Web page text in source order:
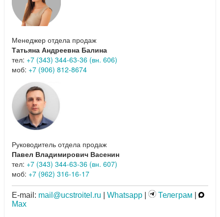
Менеджер отдела продаж
Татьяна Андреевна Балина
тел: +7 (343) 344-63-36 (вн. 606)
моб: +7 (906) 812-8674
Руководитель отдела продаж
Павел Владимирович Васенин
тел: +7 (343) 344-63-36 (вн. 607)
моб: +7 (962) 316-16-17
E-mail: mail@ucstroitel.ru Whatsapp Телеграм
Max